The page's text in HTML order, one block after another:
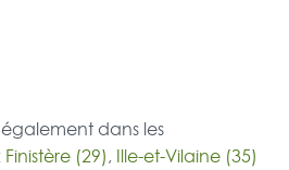
dans les
Finistère (29), Ille-et-Vilaine (35)